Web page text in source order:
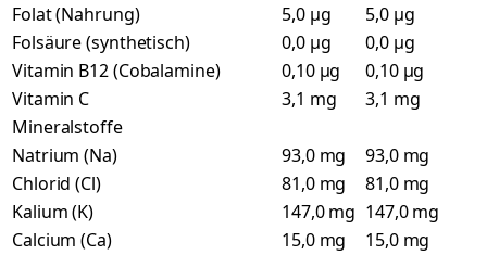
Folat (Nahrung)
5,0 µg
5,0 µg
Folsäure (synthetisch)
0,0 µg
0,0 µg
Vitamin B12 (Cobalamine)
0,10 µg
0,10 µg
Vitamin C
3,1 mg
3,1 mg
Mineralstoffe
Natrium (Na)
93,0 mg
93,0 mg
Chlorid (Cl)
81,0 mg
81,0 mg
Kalium (K)
147,0 mg 147,0 mg
Calcium (Ca)
15,0 mg
15,0 mg